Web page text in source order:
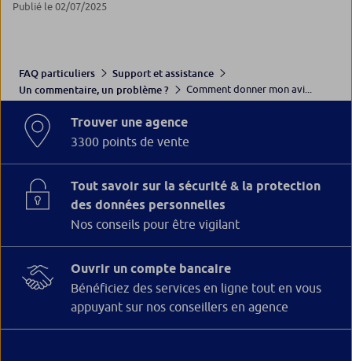
Publié le 02/07/2025
FAQ particuliers
Support et assistance
Un commentaire, un problème ?
Comment donner mon avi...
Trouver une agence
3300 points de vente
Tout savoir sur la sécurité & la protection
des données personnelles
Nos conseils pour être vigilant
Ouvrir un compte bancaire
Bénéficiez des services en ligne tout en vous
appuyant sur nos conseillers en agence